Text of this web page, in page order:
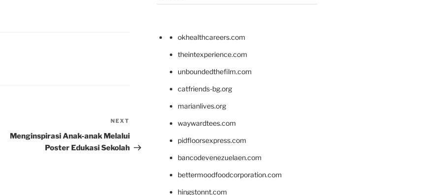
Post
NEXT
Menginspirasi Anak-anak Melalui
Poster Edukasi Sekolah
okhealthcareers.com
theintexperience.com
unboundedthefilm.com
catfriends-bg.org
marianlives.org
waywardtees.com
pidfloorsexpress.com
bancodevenezuelaen.com
bettermoodfoodcorporation.com
hingstonnt.com